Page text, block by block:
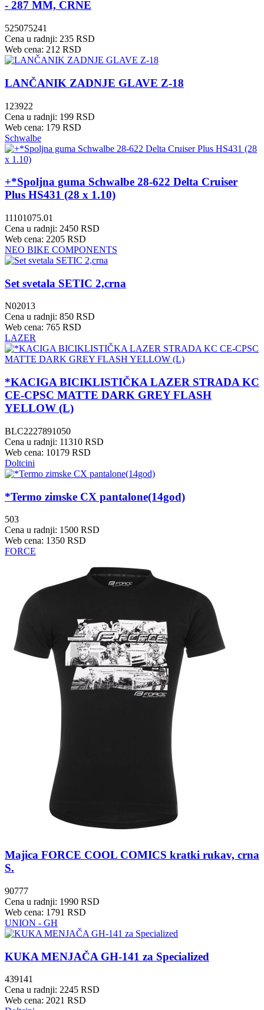
- 287 MM, CRNE
525075241
Cena u radnji: 235 RSD
Web cena: 212 RSD
LANČANIK ZADNJE GLAVE Z-18
123922
Cena u radnji: 199 RSD
Web cena: 179 RSD
Schwalbe
+*Spoljna guma Schwalbe 28-622 Delta Cruiser
Plus HS431 (28 x 1.10)
11101075.01
Cena u radnji: 2450 RSD
Web cena: 2205 RSD
NEO BIKE COMPONENTS
Set svetala SETIC 2,crna
N02013
Cena u radnji: 850 RSD
Web cena: 765 RSD
LAZER
*KACIGA BICIKLISTIČKA LAZER STRADA KC
CE-CPSC MATTE DARK GREY FLASH
YELLOW (L)
BLC2227891050
Cena u radnji: 11310 RSD
Web cena: 10179 RSD
Doltcini
*Termo zimske CX pantalone(14god)
503
Cena u radnji: 1500 RSD
Web cena: 1350 RSD
FORCE
Majica FORCE COOL COMICS kratki rukav, crna
S.
90777
Cena u radnji: 1990 RSD
Web cena: 1791 RSD
UNION - GH
KUKA MENJAČA GH-141 za Specialized
439141
Cena u radnji: 2245 RSD
Web cena: 2021 RSD